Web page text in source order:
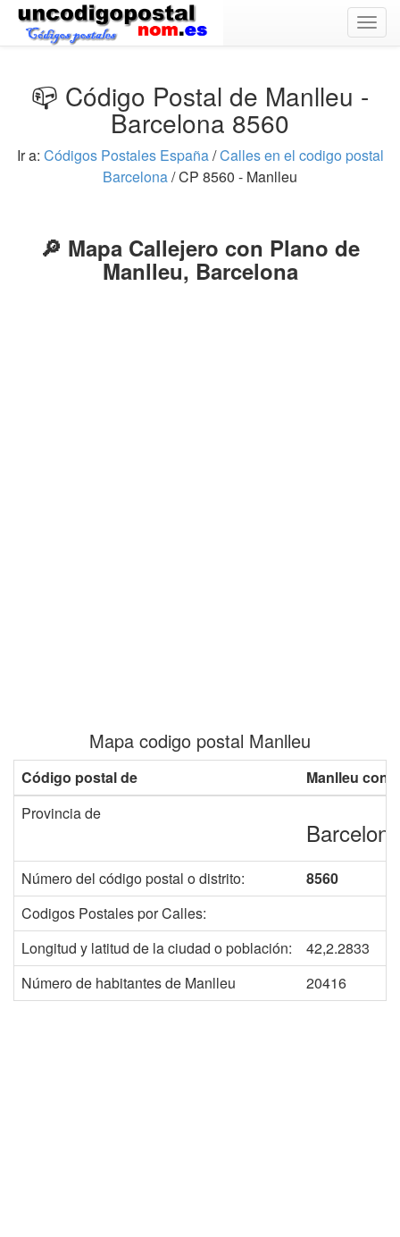
📪 Código Postal de Manlleu -
Barcelona 8560
Ir a: Códigos Postales España/Calles en el codigo postal
Barcelona/ CP 8560 - Manlleu
🔎 Mapa Callejero con Plano de
Manlleu, Barcelona
Mapa codigo postal Manlleu
Código postal de
Manlleu con
Provincia de
Barcelona
Número del código postal o distrito:
8560
Codigos Postales por Calles:
Longitud y latitud de la ciudad o población:
42,2.2833
Número de habitantes de Manlleu
20416